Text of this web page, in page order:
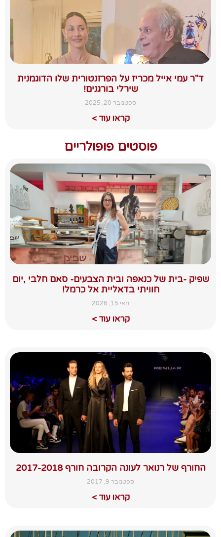
ד"ר עמי אייל מכריז על הפרזנטורית שלו הדוגמנית
שירלי בורגנים!
ספטמבר 20, 2025
קראו עוד >
פוסטים פופולריים
שפיק -בית של כנאפה ובית הצבעים- סאם חלבי ,יום
חוויתי בדאליית אל כרמל!
מאי 15, 2026
קראו עוד >
החורף של רנואר לעונה הקרובה חורף 2017-2018
ספטמבר 9, 2017
קראו עוד >